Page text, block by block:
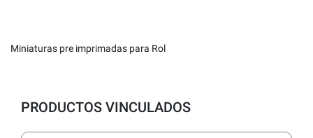
Miniaturas pre imprimadas para Rol
PRODUCTOS VINCULADOS